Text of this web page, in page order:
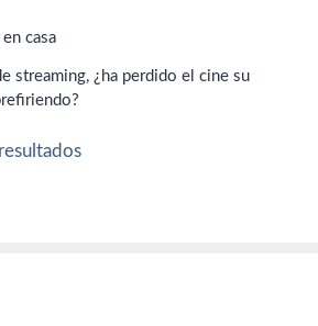
casa
perdido el cine su
prefiriendo?